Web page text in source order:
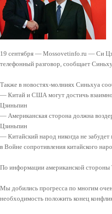
19 сентября — Mossovetinfo.ru — Си
телефонный разговор, сообщает
Также в новостях-молниях Синьхуа
— Китай и США могут достичь
Цзиньпин
— Американская сторона должна
Цзиньпин
— Китайский народ никогда не
в Войне сопротивления китайского
По информации американской стороны
Мы добились прогресса по многим
необходимость положить конец